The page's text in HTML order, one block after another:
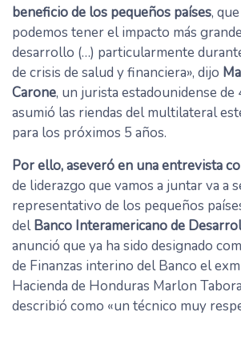
beneficio de los pequeños países,
podemos tener el impacto más
desarrollo (…) particularmente
de crisis de salud y financiera», dijo
Carone, un jurista estadounidense de
asumió las riendas del multilateral
para los próximos 5 años.
Por ello, aseveró en una entrevista
de liderazgo que vamos a juntar va a
representativo de los pequeños
delBanco Interamericano de
anunció que ya ha sido designado
de Finanzas interino del Banco el
Hacienda de Honduras Marlon
describió como «un técnico muy